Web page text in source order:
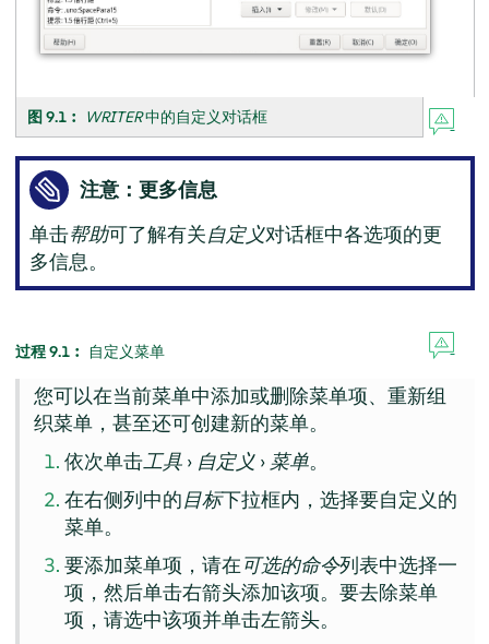
图 9.1︰ WRITER中的自定义对话框
注意：更多信息
单击帮助可了解有关自定义对话框中各选项的更
多信息。
过程 9.1︰ 自定义菜单
您可以在当前菜单中添加或删除菜单项、重新组
织菜单，甚至还可创建新的菜单。
依次单击工具 › 自定义 › 菜单。
在右侧列中的目标下拉框内，选择要自定义的
菜单。
要添加菜单项，请在可选的命令列表中选择一
项，然后单击右箭头添加该项。要去除菜单
项，请选中该项并单击左箭头。